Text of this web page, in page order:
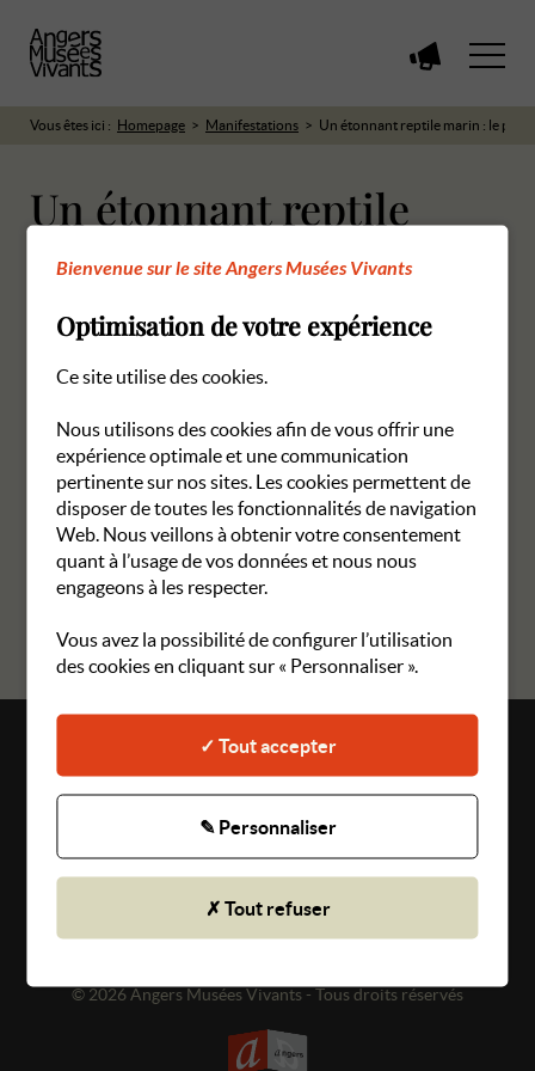
manifestations
Vous êtes ici : Homepage Manifestations Un étonnant reptile marin : le
Un étonnant reptile
marin : le plesiosaure
vorax
23 janvier 2025 à 16h00
Musée des Sciences naturelles, rue Jules Guitton
Les réservations en ligne pour cette manifestation sont
closes.
RETOUR AUX MANIFESTATIONS
Plan du site
Politique de confidentialité
© 2026 Angers Musées Vivants - Tous droits réservés
Bienvenue sur le site Angers Musées Vivants
Optimisation de votre expérience
Ce site utilise des cookies.
Nous utilisons des cookies afin de vous offrir une
expérience optimale et une communication
pertinente sur nos sites. Les cookies permettent de
disposer de toutes les fonctionnalités de navigation
Web. Nous veillons à obtenir votre consentement
quant à l’usage de vos données et nous nous
engageons à les respecter.
Vous avez la possibilité de configurer l’utilisation
des cookies en cliquant sur « Personnaliser ».
✓ Tout accepter
✎ Personnaliser
✗ Tout refuser